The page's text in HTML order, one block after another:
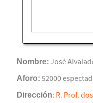
Nombre: José
Aforo: 52000
Dirección: R. Prof.